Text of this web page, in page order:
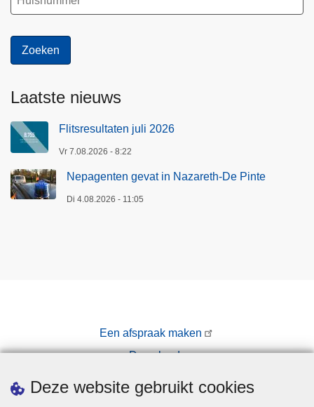
Deze website gebruikt cookies
Laatste nieuws
Flitsresultaten juli 2026
Vr 7.08.2026 - 8:22
Nepagenten gevat in Nazareth-De Pinte
Di 4.08.2026 - 11:05
Een afspraak maken
Downloads